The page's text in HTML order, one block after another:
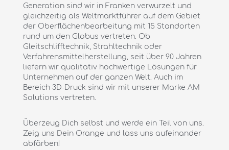
Generation sind wir in Franken verwurzelt und
gleichzeitig als Weltmarktführer auf dem Gebiet
der Oberflächenbearbeitung mit 15 Standorten
rund um den Globus vertreten. Ob
Gleitschlifftechnik, Strahltechnik oder
Verfahrensmittelherstellung, seit über 90 Jahren
liefern wir qualitativ hochwertige Lösungen für
Unternehmen auf der ganzen Welt. Auch im
Bereich 3D-Druck sind wir mit unserer Marke AM
Solutions vertreten.
Überzeug Dich selbst und werde ein Teil von uns.
Zeig uns Dein Orange und lass uns aufeinander
abfärben!